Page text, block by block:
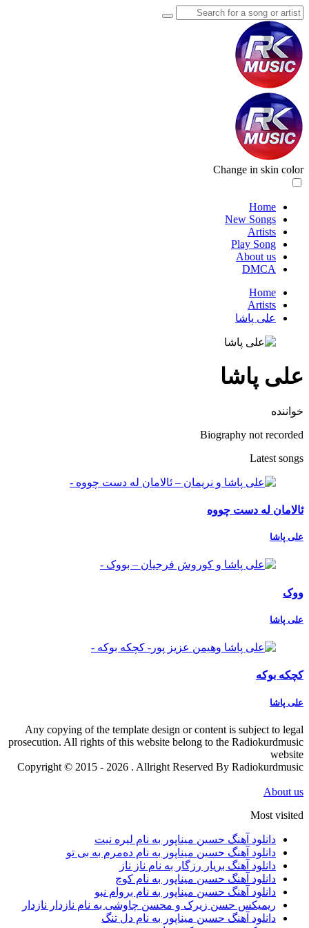
Change in skin color
Home
New Songs
Artists
Play Song
About us
DMCA
Home
Artists
علی پاشا
علی پاشا
خواننده
Biography not recorded
Latest songs
ئالامان له دست چووه
علی پاشا
ووک
علی پاشا
کچکه بوکه
علی پاشا
Any copying of the template design or content is subject to legal
prosecution. All rights of this website belong to the Radiokurdmusic
website
Copyright © 2015 - 2026 . Allright Reserved By Radiokurdmusic
About us
Most visited
دانلود آهنگ حسین میناپور به نام لیره نیت
دانلود آهنگ حسین میناپور به نام دەمرم بە بی تو
دانلود آهنگ بریار رزگار به نام ناز ناز
دانلود آهنگ حسین میناپور به نام کوچ
دانلود آهنگ حسین میناپور به نام بروام نبو
ریمیکس حسن زیرک و محسن چاوشی به نام نازدار نازدار
دانلود آهنگ حسین میناپور به نام دل تنگ